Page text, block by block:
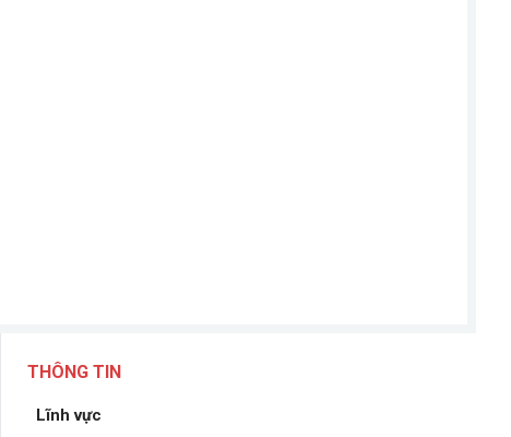
THÔNG TIN
Lĩnh vực